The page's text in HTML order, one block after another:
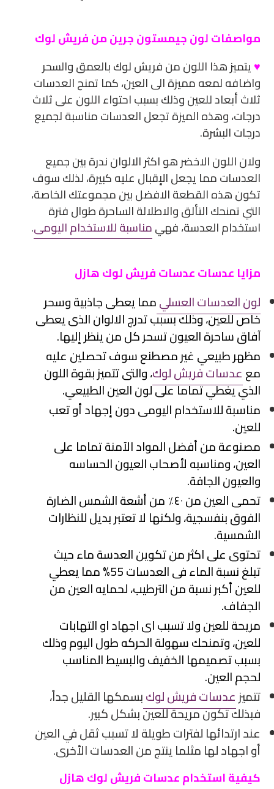
مواصفات لون جيمستون جرين من فريش لوك
♥يتميز هذا اللون من فريش لوك بالعمق والسحر
واضافه لمعه مميزة الى العين، كما تمنح العدسات
ثلاث أبعاد للعين وذلك بسبب احتواء اللون على ثلاث
درجات، وهذه الميزة تجعل العدسات مناسبة لجميع
درجات البشرة.
ولان اللون الاخضر هو اكثر الالوان ندرة بين جميع
العدسات مما يجعل الإقبال عليه كبيرة، لذلك سوف
تكون هذه القطعة الافضل بين مجموعتك الخاصة،
التي تمنحك التألق والاطلالة الساحرة طوال فترة
استخدام العدسة، فهيمناسبة للاستخدام اليومى.
مزايا عدسات عدسات فريش لوك هازل
لون العدسات العسليمما يعطى جاذبية وسحر
خاص للعين، وذلك بسبب تدرج الالوان الذى يعطى
آفاق ساحرة العيون تسحر كل من ينظر إليها.
مظهر طبيعي غير مصطنع سوف تحصلين عليه
مععدسات فريش لوك، والتى تتميز بقوة اللون
الذي يغطي تماما على لون العين الطبيعي.
مناسبة للاستخدام اليومى دون إجهاد أو تعب
للعين.
مصنوعة من أفضل المواد الآمنة تماما على
العين، ومناسبه لأصحاب العيون الحساسه
والعيون الجافة.
تحمى العين من ٤٠٪ من أشعة الشمس الضارة
الفوق بنفسجية، ولكنها لا تعتبر بديل للنظارات
الشمسية.
تحتوى على اكثر من تكوين العدسة ماء حيث
تبلغ نسبة الماء فى العدسات 55% مما يعطي
للعين أكبر نسبة من الترطيب، لحمايه العين من
الجفاف.
مريحة للعين ولا تسبب اى اجهاد او التهابات
للعين، وتمنحك سهولة الحركه طول اليوم وذلك
بسبب تصميمها الخفيف والبسيط المناسب
لحجم العين.
تتميزعدسات فريش لوكبسمكها القليل جداً،
فبذلك تكون مريحة للعين بشكل كبير.
عند ارتدائها لفترات طويلة لا تسبب ثقل في العين
أو اجهاد لها مثلما ينتج من العدسات الأخرى.
كيفية استخدام عدسات فريش لوك هازل